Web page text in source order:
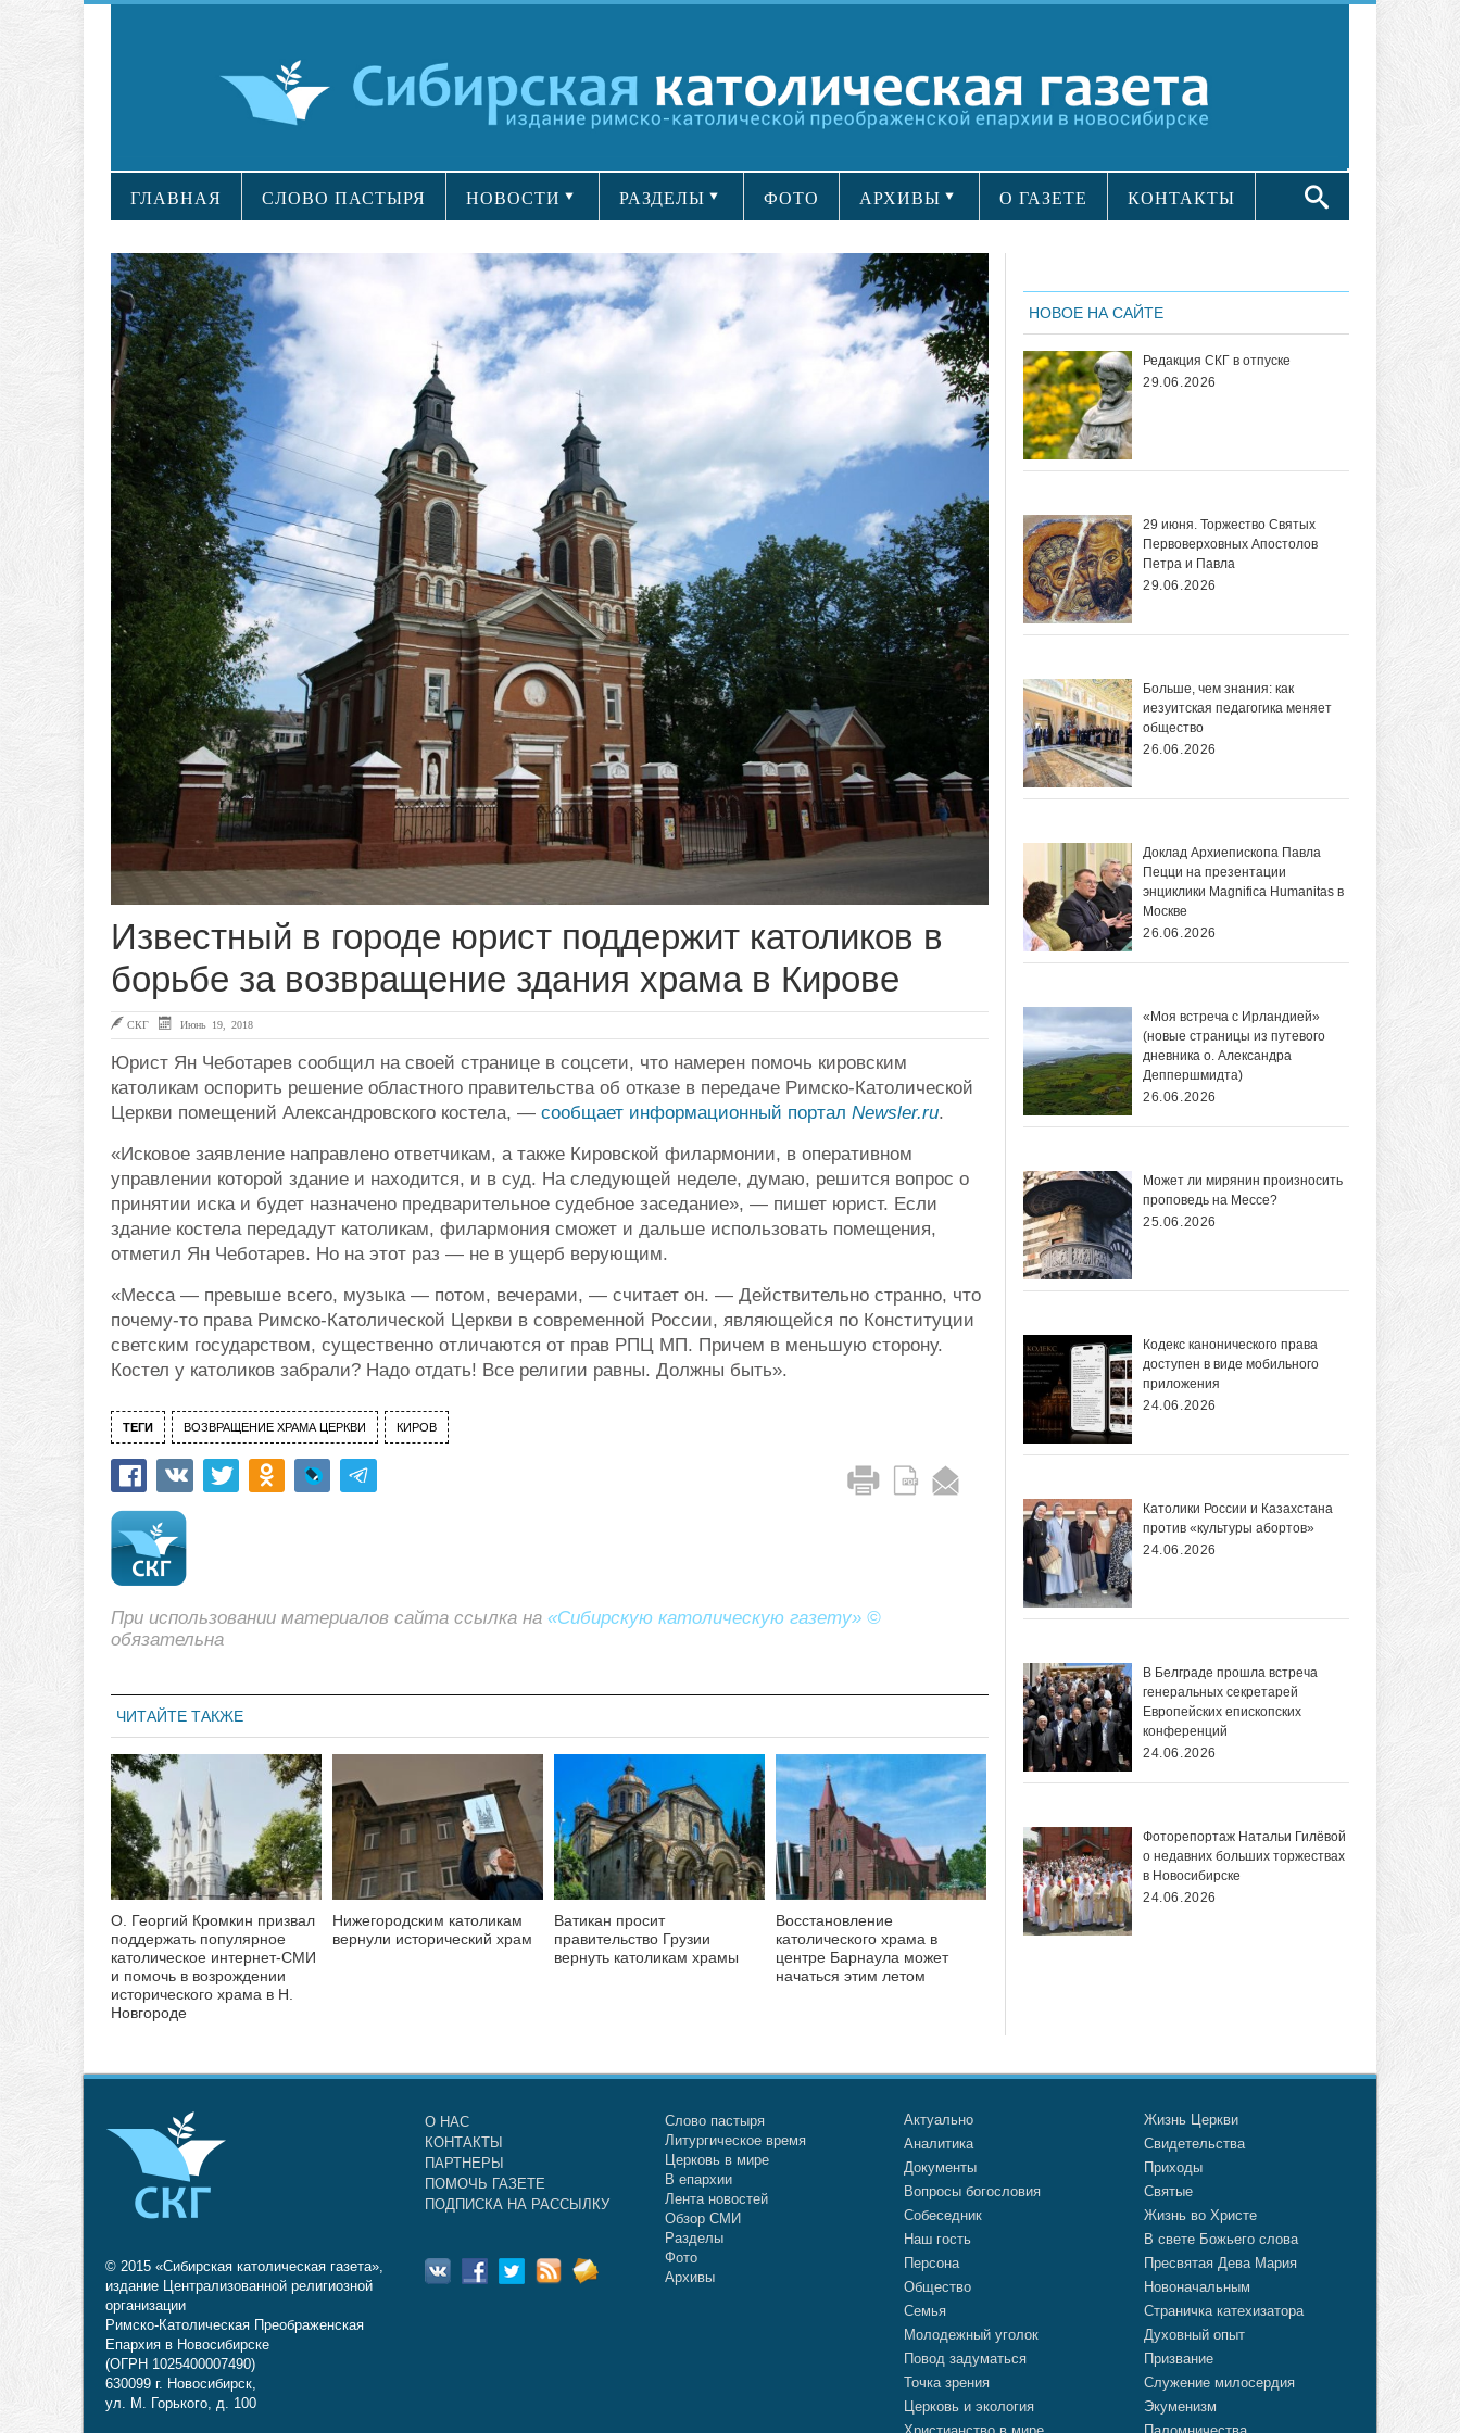
ГЛАВНАЯ СЛОВО ПАСТЫРЯ НОВОСТИ РАЗДЕЛЫ ФОТО АРХИВЫ О ГАЗЕТЕ КОНТАКТЫ
Известный в городе юрист поддержит католиков в
борьбе за возвращение здания храма в Кирове
СКГ Июнь 19, 2018
Юрист Ян Чеботарев сообщил на своей странице в соцсети, что намерен помочь кировским
католикам оспорить решение областного правительства об отказе в передаче Римско-Католической
Церкви помещений Александровского костела, — сообщает информационный портал Newsler.ru.
«Исковое заявление направлено ответчикам, а также Кировской филармонии, в оперативном
управлении которой здание и находится, и в суд. На следующей неделе, думаю, решится вопрос о
принятии иска и будет назначено предварительное судебное заседание», — пишет юрист. Если
здание костела передадут католикам, филармония сможет и дальше использовать помещения,
отметил Ян Чеботарев. Но на этот раз — не в ущерб верующим.
«Месса — превыше всего, музыка — потом, вечерами, — считает он. — Действительно странно, что
почему-то права Римско-Католической Церкви в современной России, являющейся по Конституции
светским государством, существенно отличаются от прав РПЦ МП. Причем в меньшую сторону.
Костел у католиков забрали? Надо отдать! Все религии равны. Должны быть».
ТЕГИ ВОЗВРАЩЕНИЕ ХРАМА ЦЕРКВИ КИРОВ
При использовании материалов сайта ссылка на «Сибирскую католическую газету» ©
обязательна
ЧИТАЙТЕ ТАКЖЕ
О. Георгий Кромкин призвал
поддержать популярное
католическое интернет-СМИ
и помочь в возрождении
исторического храма в Н.
Новгороде
Нижегородским католикам
вернули исторический храм
Ватикан просит
правительство Грузии
вернуть католикам храмы
Восстановление
католического храма в
центре Барнаула может
начаться этим летом
НОВОЕ НА САЙТЕ
Редакция СКГ в отпуске
29.06.2026
29 июня. Торжество Святых
Первоверховных Апостолов
Петра и Павла
29.06.2026
Больше, чем знания: как
иезуитская педагогика меняет
общество
26.06.2026
Доклад Архиепископа Павла
Пецци на презентации
энциклики Magnifica Нumanitas в
Москве
26.06.2026
«Моя встреча с Ирландией»
(новые страницы из путевого
дневника о. Александра
Деппершмидта)
26.06.2026
Может ли мирянин произносить
проповедь на Мессе?
25.06.2026
Кодекс канонического права
доступен в виде мобильного
приложения
24.06.2026
Католики России и Казахстана
против «культуры абортов»
24.06.2026
В Белграде прошла встреча
генеральных секретарей
Европейских епископских
конференций
24.06.2026
Фоторепортаж Натальи Гилёвой
о недавних больших торжествах
в Новосибирске
24.06.2026
© 2015 «Сибирская католическая газета»,
издание Централизованной религиозной
организации
Римско-Католическая Преображенская
Епархия в Новосибирске
(ОГРН 1025400007490)
630099 г. Новосибирск,
ул. М. Горького, д. 100
О НАС
КОНТАКТЫ
ПАРТНЕРЫ
ПОМОЧЬ ГАЗЕТЕ
ПОДПИСКА НА РАССЫЛКУ
Слово пастыря
Литургическое время
Церковь в мире
В епархии
Лента новостей
Обзор СМИ
Разделы
Фото
Архивы
Актуально
Аналитика
Документы
Вопросы богословия
Собеседник
Наш гость
Персона
Общество
Семья
Молодежный уголок
Повод задуматься
Точка зрения
Церковь и экология
Жизнь Церкви
Свидетельства
Приходы
Святые
Жизнь во Христе
В свете Божьего слова
Пресвятая Дева Мария
Новоначальным
Страничка катехизатора
Духовный опыт
Призвание
Служение милосердия
Экуменизм